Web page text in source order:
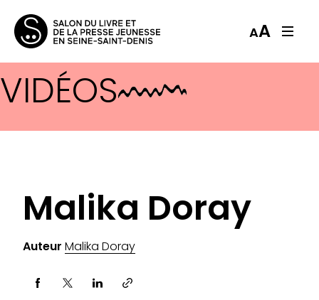
AA
VIDÉOS
Malika Doray
Auteur Malika Doray
Partager via